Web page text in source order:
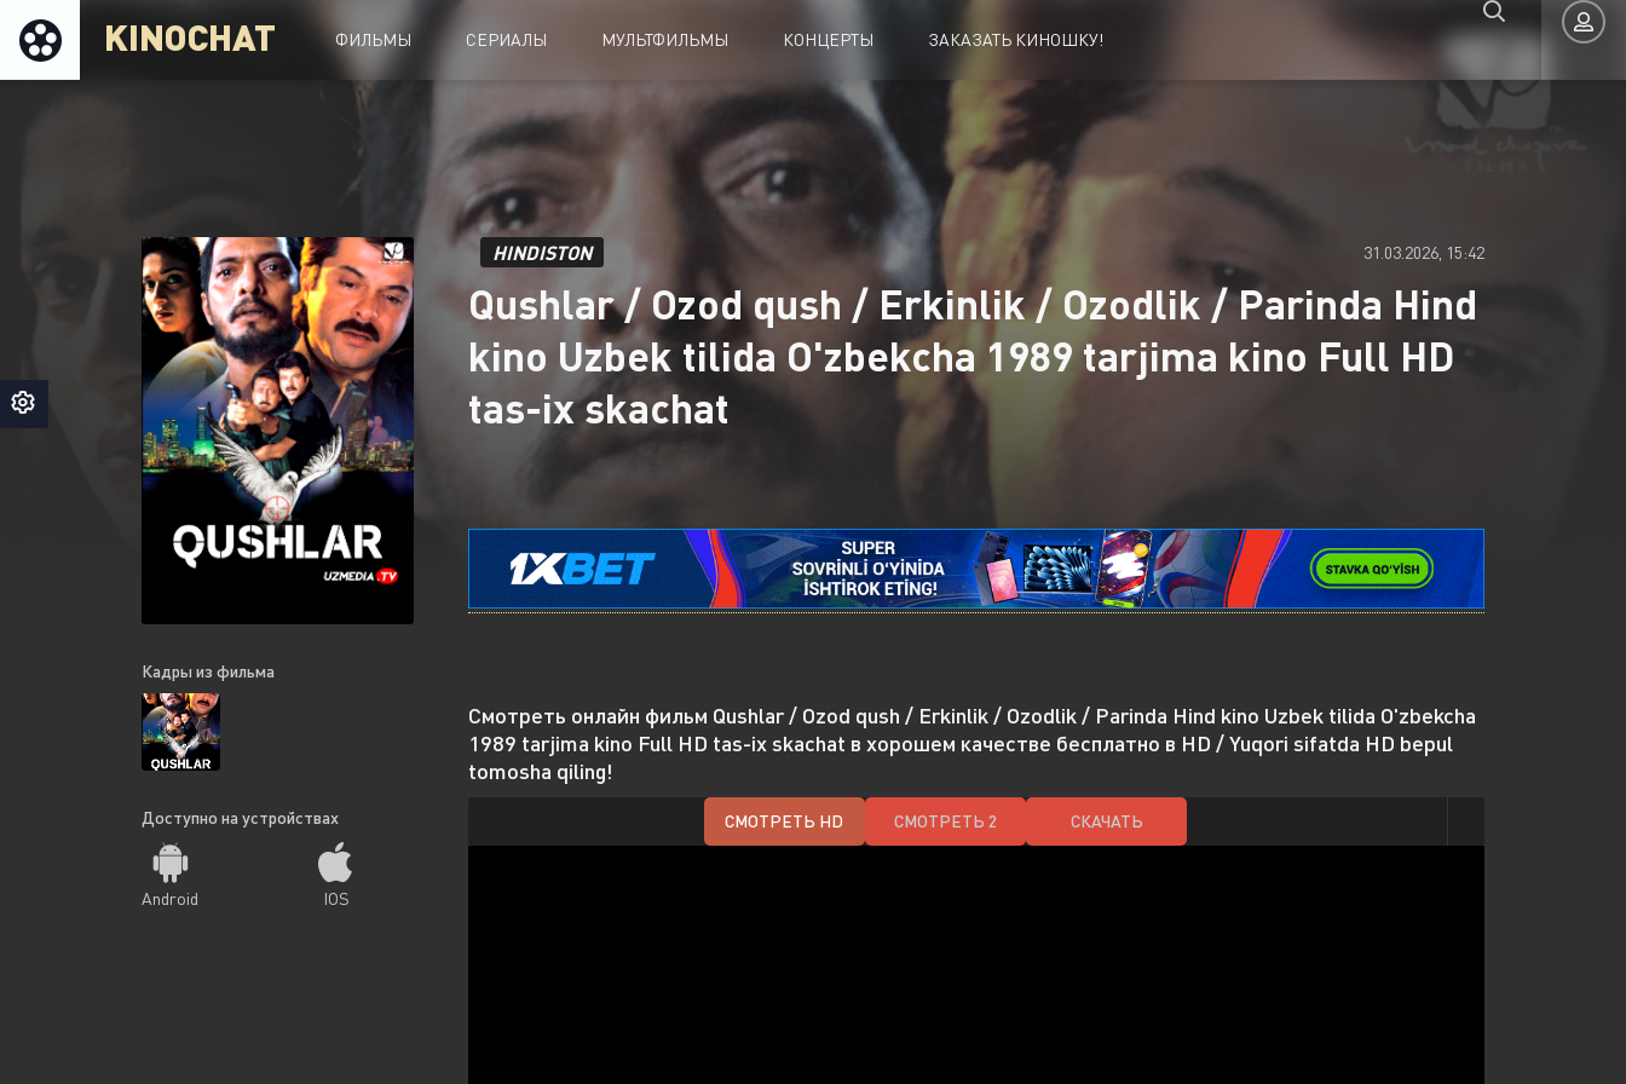
KINOCHAT ФИЛЬМЫ СЕРИАЛЫ МУЛЬТФИЛЬМЫ КОНЦЕРТЫ ЗАКАЗАТЬ КИНОШКУ!
Авторизация
Кадры из фильма
Доступно на устройствах
Android IOS
HINDISTON 31.03.2026, 15:42
Qushlar / Ozod qush / Erkinlik / Ozodlik / Parinda Hind
kino Uzbek tilida O'zbekcha 1989 tarjima kino Full HD
tas-ix skachat
Смотреть онлайн фильм Qushlar / Ozod qush / Erkinlik / Ozodlik / Parinda Hind kino Uzbek tilida O'zbekcha
1989 tarjima kino Full HD tas-ix skachat в хорошем качестве бесплатно в HD / Yuqori sifatda HD bepul
tomosha qiling!
СМОТРЕТЬ HD СМОТРЕТЬ 2 СКАЧАТЬ